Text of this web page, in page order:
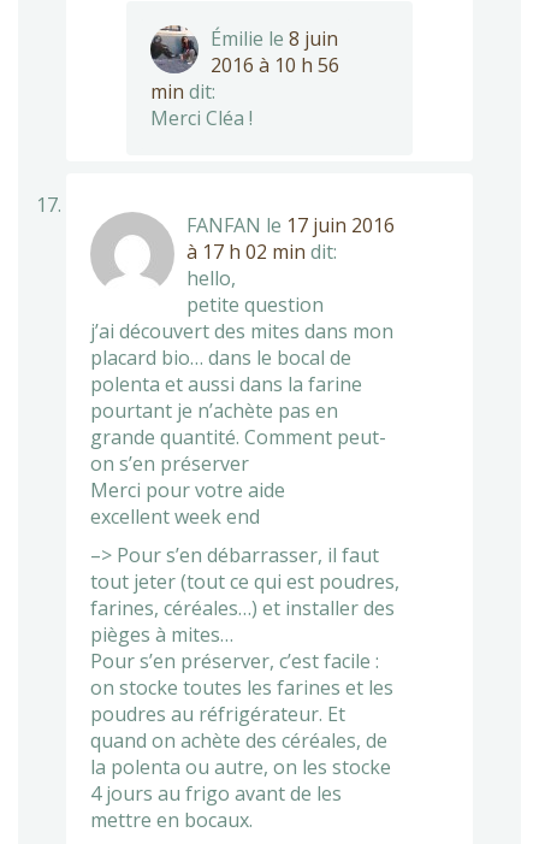
Émilie le 8 juin
2016 à 10 h 56
min dit:
Merci Cléa !
FANFAN le 17 juin 2016
à 17 h 02 min dit:
hello,
petite question
j’ai découvert des mites dans mon
placard bio… dans le bocal de
polenta et aussi dans la farine
pourtant je n’achète pas en
grande quantité. Comment peut-
on s’en préserver
Merci pour votre aide
excellent week end
–> Pour s’en débarrasser, il faut
tout jeter (tout ce qui est poudres,
farines, céréales…) et installer des
pièges à mites…
Pour s’en préserver, c’est facile :
on stocke toutes les farines et les
poudres au réfrigérateur. Et
quand on achète des céréales, de
la polenta ou autre, on les stocke
4 jours au frigo avant de les
mettre en bocaux.